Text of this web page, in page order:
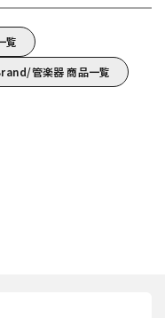
覧
管楽器 商品一覧